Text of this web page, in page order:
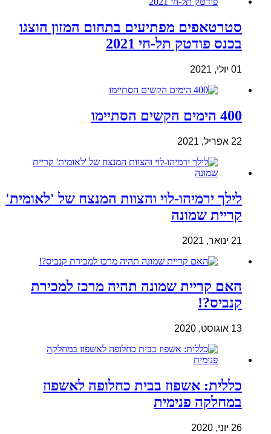
סטרטאפים מפתיעים בתחום המזון הוצגו
בכנס פודטק תל-חי 2021
01 יולי, 2021
400 הימים הקשים הסתיימו
22 אפריל, 2021
לילך ירמיהו-לוי והצוות המנצח של 'לאומית'
קריית שמונה
21 ינואר, 2021
האם קריית שמונה תהיה מרכז למכירת
קנביס?!
13 אוגוסט, 2020
כללית: אשפוז בבית כחלופה לאשפוז
במחלקה פנימית
26 יוני, 2020